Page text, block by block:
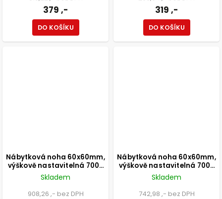
379 ,-
DO KOŠÍKU
319 ,-
DO KOŠÍKU
Nábytková noha 60x60mm,
výškově nastavitelná 700-
1100mm, chrom
Skladem
908,26 ,- bez DPH
Nábytková noha 60x60mm,
výškově nastavitelná 700-
1100mm, černá
Skladem
742,98 ,- bez DPH